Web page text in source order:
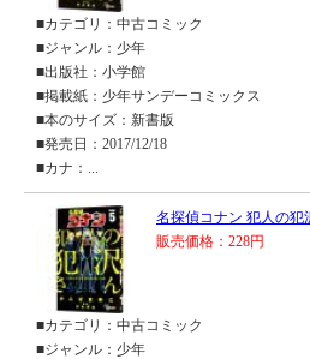
■カテゴリ：中古コミック
■ジャンル：少年
■出版社：小学館
■掲載紙：少年サンデーコミックス
■本のサイズ：新書版
■発売日：2017/12/18
■カナ：...
名探偵コナン 犯人の犯
販売価格：228円
■カテゴリ：中古コミック
■ジャンル：少年